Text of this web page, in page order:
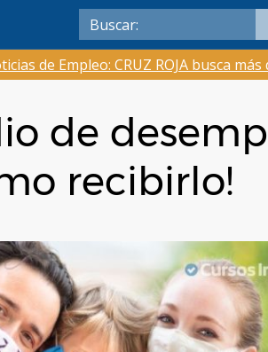
de Empleo: CRUZ ROJA busca
de
recibirlo!